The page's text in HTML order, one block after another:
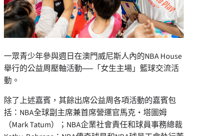
一眾青少年參與週日在澳門威尼斯人內的NBA House
舉行的公益周壓軸活動──「女生主場」籃球交流活
動。
除了上述嘉賓，其餘出席公益周各項活動的嘉賓包
括：NBA全球副主席兼首席營運官馬克‧塔圖姆
（Mark Tatum）；NBA企業社會責任和球員事務總裁